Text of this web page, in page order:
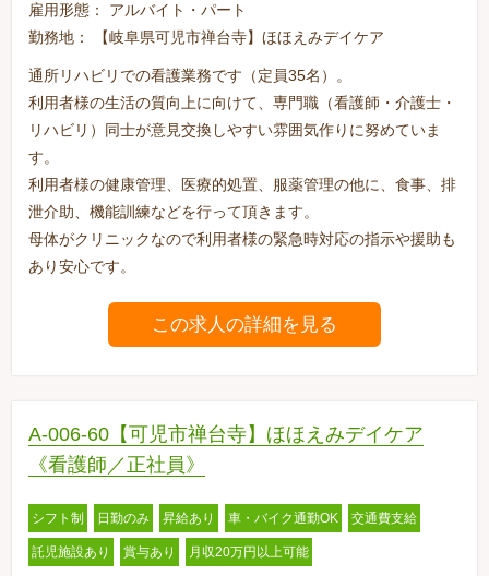
雇用形態： アルバイト・パート
勤務地： 【岐阜県可児市禅台寺】ほほえみデイケア
通所リハビリでの看護業務です（定員35名）。
利用者様の生活の質向上に向けて、専門職（看護師・介護士・
リハビリ）同士が意見交換しやすい雰囲気作りに努めていま
す。
利用者様の健康管理、医療的処置、服薬管理の他に、食事、排
泄介助、機能訓練などを行って頂きます。
母体がクリニックなので利用者様の緊急時対応の指示や援助も
あり安心です。
この求人の詳細を見る
A-006-60【可児市禅台寺】ほほえみデイケア
《看護師／正社員》
シフト制 日勤のみ 昇給あり 車・バイク通勤OK 交通費支給
託児施設あり 賞与あり 月収20万円以上可能